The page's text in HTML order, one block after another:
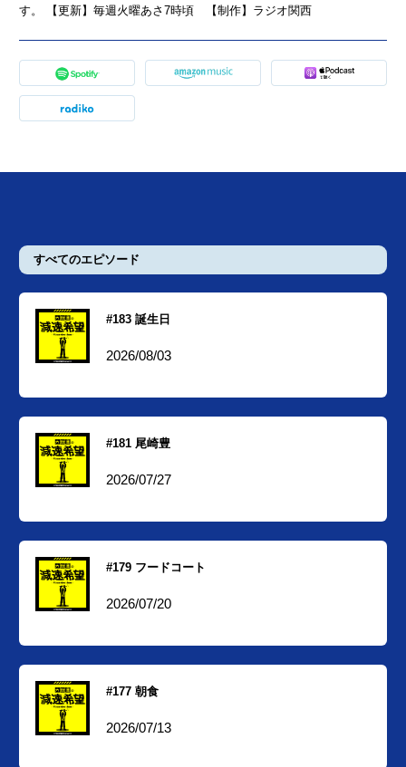
す。 【更新】毎週火曜あさ7時頃 【制作】ラジオ関西
すべてのエピソード
#183 誕生日
2026/08/03
#181 尾崎豊
2026/07/27
#179 フードコート
2026/07/20
#177 朝食
2026/07/13